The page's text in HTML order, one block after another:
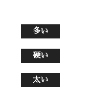
多い
硬い
太い